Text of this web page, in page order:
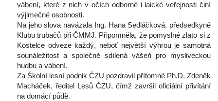
vábení, které z nich v očích odborné i laické veřejnosti činí
výjimečné osobnosti.
Na jeho slova navázala Ing. Hana Sedláčková, předsedkyně
Klubu trubačů při ČMMJ. Připomněla, že pomyslné zlato si z
Kostelce odveze každý, neboť největší výhrou je samotná
ounáležitost a společně sdílená vášeň pro mysliveckou
hudbu a vábení.
Za Školní lesní podnik ČZU pozdravil přítomné Ph.D. Zdeněk
Macháček, ředitel Lesů ČZU, čímž završil oficiální přivítání
na domácí půdě.